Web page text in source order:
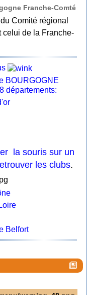
Franche-Comté
Comité régional
celui de la Franche-
BOURGOGNE
départements:
d'or
la souris sur un
les clubs.
Belfort